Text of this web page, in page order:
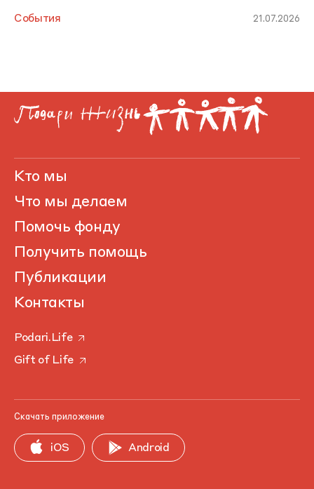
События 21.07.2026
Кто мы
Что мы делаем
Помочь фонду
Получить помощь
Публикации
Контакты
Podari.Life
Gift of Life
Скачать приложение
iOS Android